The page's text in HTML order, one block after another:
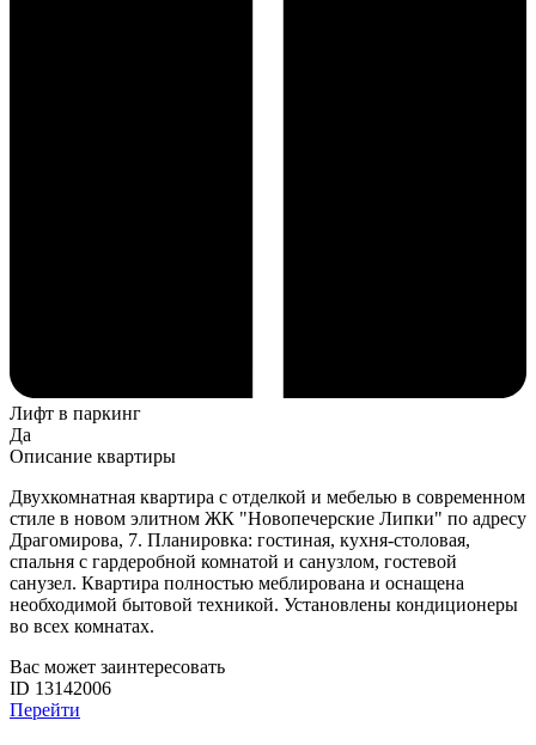
Лифт в паркинг
Да
Описание квартиры
Двухкомнатная квартира с отделкой и мебелью в современном
стиле в новом элитном ЖК "Новопечерские Липки" по адресу
Драгомирова, 7. Планировка: гостиная, кухня-столовая,
спальня с гардеробной комнатой и санузлом, гостевой
санузел. Квартира полностью меблирована и оснащена
необходимой бытовой техникой. Установлены кондиционеры
во всех комнатах.
Вас может заинтересовать
ID 13142006
Перейти